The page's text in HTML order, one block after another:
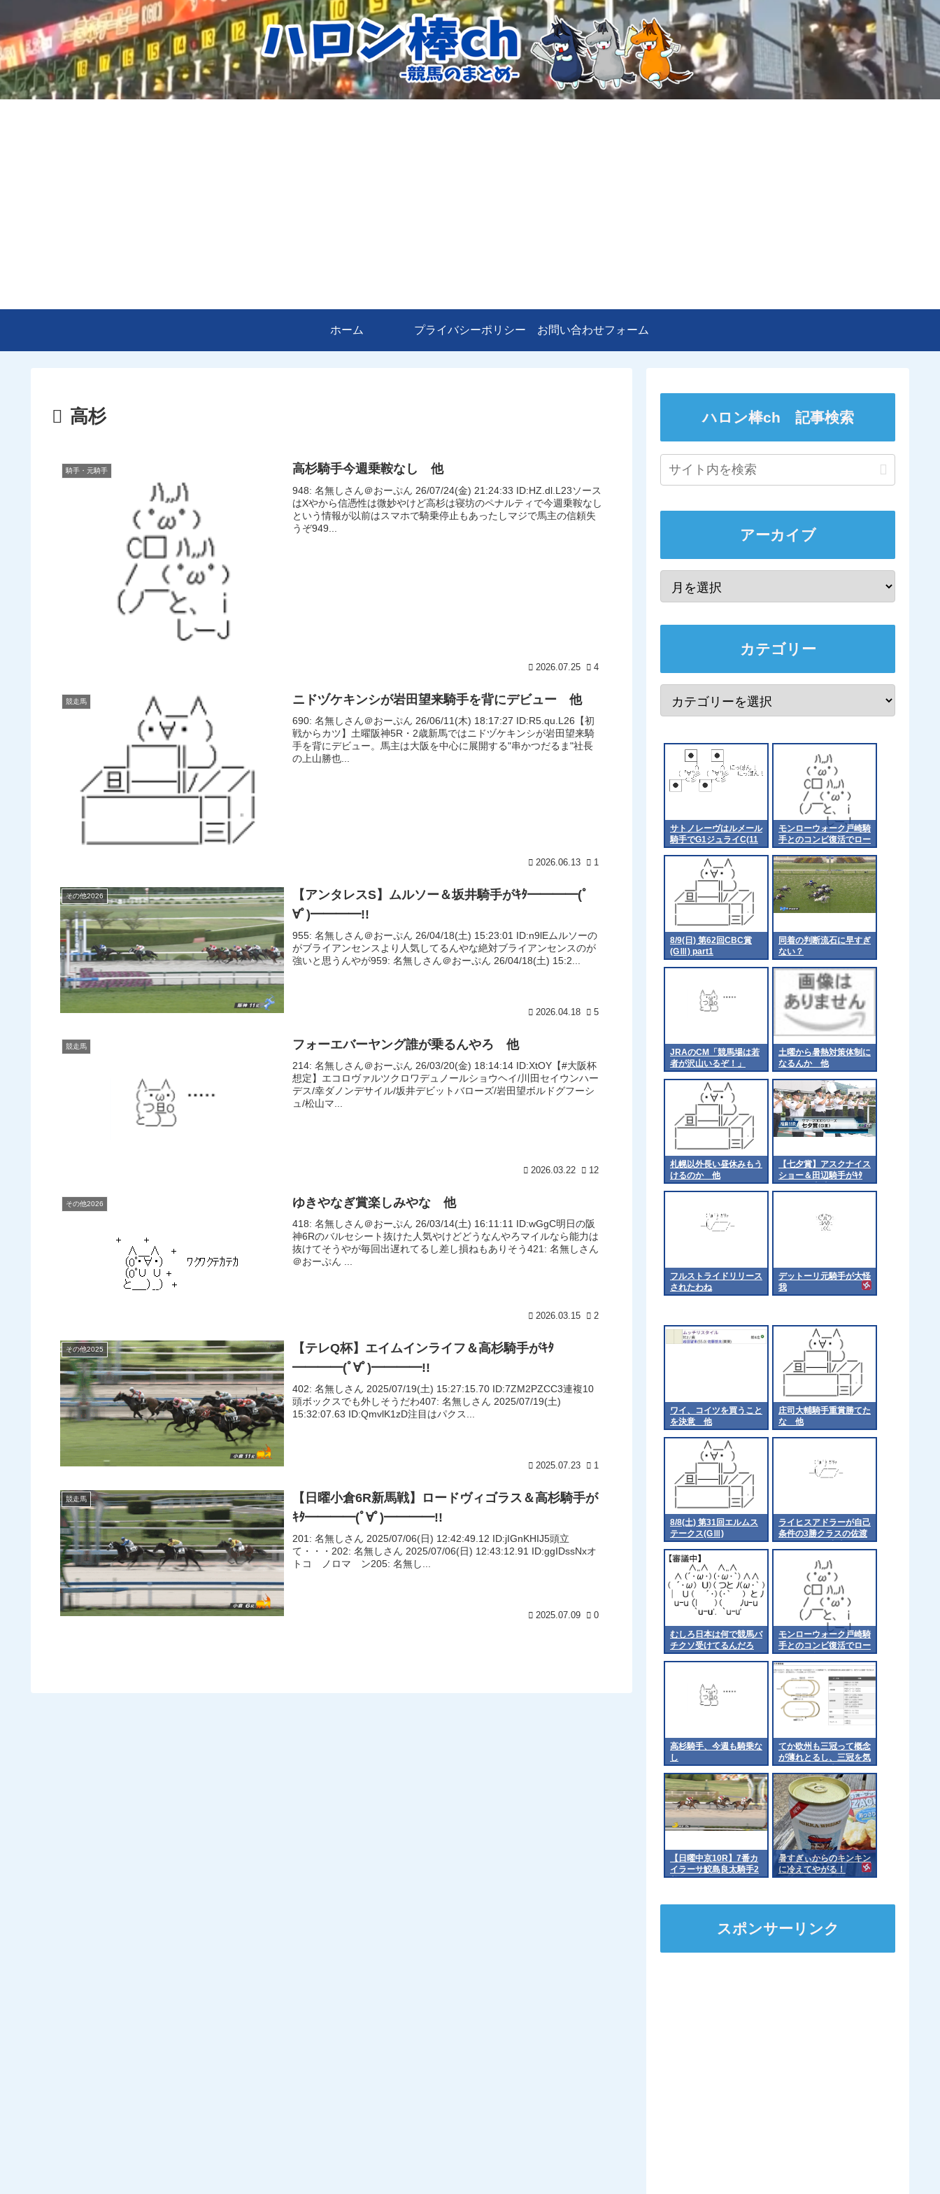
ホーム プライバシーポリシー お問い合わせフォーム
高杉
騎手・元騎手 高杉騎手今週乗鞍なし 他
948: 名無しさん＠おーぷん 26/07/24(金) 21:24:33 ID:HZ.dl.L23ソース
はXやから信憑性は微妙やけど高杉は寝坊のペナルティで今週乗鞍なし
という情報が以前はスマホで騎乗停止もあったしマジで馬主の信頼失
うぞ949...
2026.07.25 4
競走馬 ニドヅケキンシが岩田望来騎手を背にデビュー 他
690: 名無しさん＠おーぷん 26/06/11(木) 18:17:27 ID:R5.qu.L26【初
戦からカツ】土曜阪神5R・2歳新馬ではニドヅケキンシが岩田望来騎
手を背にデビュー。馬主は大阪を中心に展開する"串かつだるま"社長
の上山勝也...
2026.06.13 1
その他2026
【アンタレスS】ムルソー＆坂井騎手がｷﾀ━━━━(ﾟ
∀ﾟ)━━━━!!
955: 名無しさん＠おーぷん 26/04/18(土) 15:23:01 ID:n9lEムルソーの
がブライアンセンスより人気してるんやな絶対ブライアンセンスのが
強いと思うんやが959: 名無しさん＠おーぷん 26/04/18(土) 15:2...
2026.04.18 5
競走馬 フォーエバーヤング誰が乗るんやろ 他
214: 名無しさん＠おーぷん 26/03/20(金) 18:14:14 ID:XtOY【#大阪杯
想定】エコロヴァルツクロワデュノールショウヘイ/川田セイウンハー
デス/幸ダノンデサイル/坂井デビットバローズ/岩田望ボルドグフーシ
ュ/松山マ...
2026.03.22 12
その他2026 ゆきやなぎ賞楽しみやな 他
418: 名無しさん＠おーぷん 26/03/14(土) 16:11:11 ID:wGgC明日の阪
神6Rのバルセシート抜けた人気やけどどうなんやろマイルなら能力は
抜けてそうやが毎回出遅れてるし差し損ねもありそう421: 名無しさん
＠おーぷん ...
2026.03.15 2
その他2025
【テレQ杯】エイムインライフ＆高杉騎手がｷﾀ
━━━━(ﾟ∀ﾟ)━━━━!!
402: 名無しさん 2025/07/19(土) 15:27:15.70 ID:7ZM2PZCC3連複10
頭ボックスでも外しそうだわ407: 名無しさん 2025/07/19(土)
15:32:07.63 ID:QmvlK1zD注目はパクス...
2025.07.23 1
競走馬
【日曜小倉6R新馬戦】ロードヴィゴラス＆高杉騎手が
ｷﾀ━━━━(ﾟ∀ﾟ)━━━━!!
201: 名無しさん 2025/07/06(日) 12:42:49.12 ID:jIGnKHIJ5頭立
て・・・202: 名無しさん 2025/07/06(日) 12:43:12.91 ID:ggIDssNxオ
トコ ノロマ ン205: 名無し...
2025.07.09 0
ハロン棒ch 記事検索
アーカイブ
カテゴリー
サトノレーヴはルメール
騎手でG1ジュライC(11
日)へ
モンローウォーク戸崎騎
手とのコンビ復活でロー
ズSへ 他
8/9(日) 第62回CBC賞
(GⅢ) part1
同着の判断流石に早すぎ
ない？
JRAのCM「競馬場は若
者が沢山いるぞ！」
土曜から暑熱対策体制に
なるんか 他
札幌以外長い昼休みもう
けるのか 他
【七夕賞】アスクナイス
ショー＆田辺騎手がｷﾀ
━━━━(ﾟ∀ﾟ)━━━━!!
フルストライドリリース
されたわね
デットーリ元騎手が大怪
我
ワイ、コイツを買うこと
を決意 他
庄司大輔騎手重賞勝てた
な 他
8/8(土) 第31回エルムス
テークス(GⅢ)
ライヒスアドラーが自己
条件の3勝クラスの佐渡
ステークスに出走
むしろ日本は何で競馬バ
チクソ受けてるんだろ
モンローウォーク戸崎騎
手とのコンビ復活でロー
ズSへ 他
高杉騎手、今週も騎乗な
し
てか欧州も三冠って概念
が薄れとるし、三冠を気
にするのは日本くらいに
なるんやろか 他
【日曜中京10R】7番カ
イラーサ鮫島良太騎手2
着
暑すぎぃからのキンキン
に冷えてやがる！
スポンサーリンク